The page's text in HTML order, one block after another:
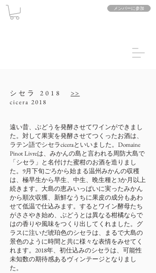
メンバーに参加
シセラ 2018 >>
cicera 2018
遠い昔、ぶどうを発酵させてワインができまし
た。対して果実を発酵させてつくったお酒は、
ラテン語でシセラciceraといいました。Domaine
Pinot Livreは、みかんの島と言われる周防大島で
「シセラ」と名付けた蜜柑のお酒を造りまし
た。9月下旬ごろから始まる温州みかんの収穫
は、極早生から早生、中生、晩生種と3か月以上
続きます。大島の恵みいっぱいに実ったみかん
から順次収獲、新鮮なうちに果皮の成分もあわ
せて低温で仕込みます。するとワイン酵母たち
がささやき始め、ぶどうとは異なる柑橘ならで
はの香りや風味をつくり出してくれました。グ
ラスに注いだ琥珀色のシセラは、まるで大島の
景色のように時間と共に様々な表情をみせてく
れます。2018年、初仕込みのシセラは、可能性
未知数の期待感あるヴィンテージとなりまし
た。